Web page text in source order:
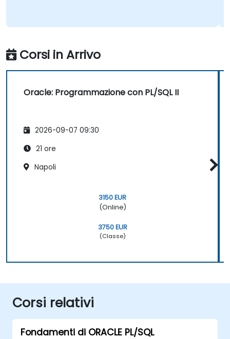
Corsi in Arrivo
Oracle: Programmazione con PL/SQL II
2026-09-07 09:30
21 ore
Napoli
3150 EUR
(Online)
3750 EUR
(Classe)
Corsi relativi
Fondamenti di ORACLE PL/SQL